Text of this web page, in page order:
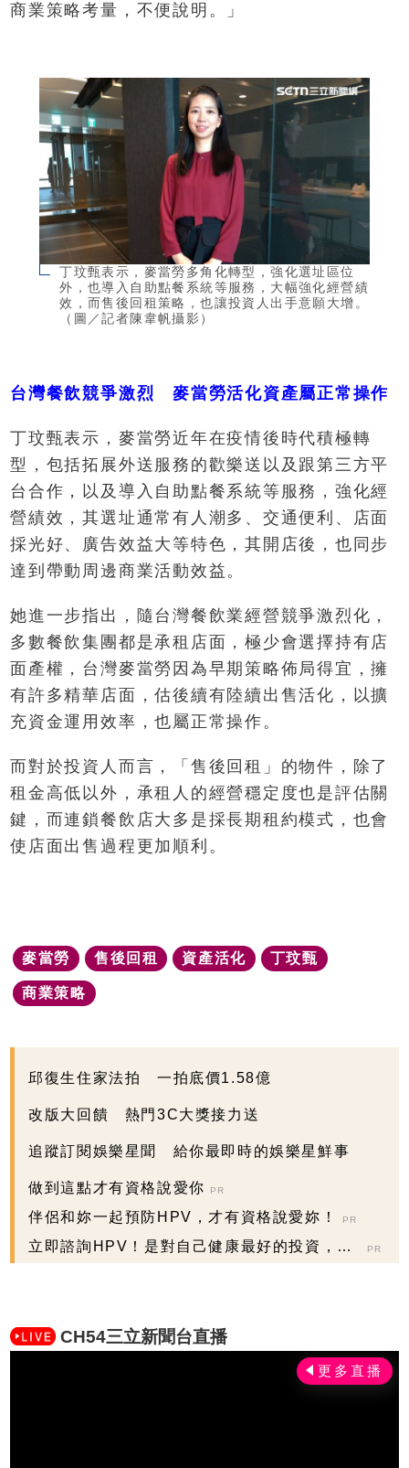
商業策略考量，不便說明。」
丁玟甄表示，麥當勞多角化轉型，強化選址區位
外，也導入自助點餐系統等服務，大幅強化經營績
效，而售後回租策略，也讓投資人出手意願大增。
（圖／記者陳韋帆攝影）
台灣餐飲競爭激烈 麥當勞活化資產屬正常操作
丁玟甄表示，麥當勞近年在疫情後時代積極轉
型，包括拓展外送服務的歡樂送以及跟第三方平
台合作，以及導入自助點餐系統等服務，強化經
營績效，其選址通常有人潮多、交通便利、店面
採光好、廣告效益大等特色，其開店後，也同步
達到帶動周邊商業活動效益。
她進一步指出，隨台灣餐飲業經營競爭激烈化，
多數餐飲集團都是承租店面，極少會選擇持有店
面產權，台灣麥當勞因為早期策略佈局得宜，擁
有許多精華店面，估後續有陸續出售活化，以擴
充資金運用效率，也屬正常操作。
而對於投資人而言，「售後回租」的物件，除了
租金高低以外，承租人的經營穩定度也是評估關
鍵，而連鎖餐飲店大多是採長期租約模式，也會
使店面出售過程更加順利。
麥當勞 售後回租 資產活化 丁玟甄
商業策略
邱復生住家法拍 一拍底價1.58億
改版大回饋 熱門3C大獎接力送
追蹤訂閱娛樂星聞 給你最即時的娛樂星鮮事
做到這點才有資格說愛你 PR
伴侶和妳一起預防HPV，才有資格說愛妳！ PR
立即諮詢HPV！是對自己健康最好的投資，把
PR
CH54三立新聞台直播